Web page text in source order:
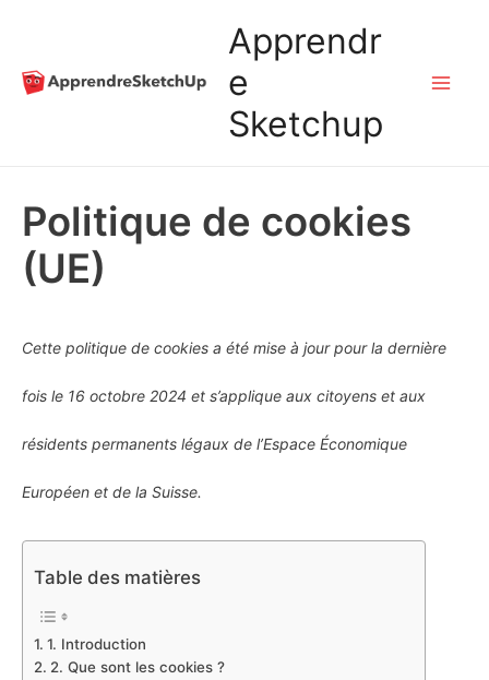
au
Apprendr
e
Sketchup
Politique de cookies
(UE)
Cette politique de cookies a été mise à jour pour la dernière
fois le 16 octobre 2024 et s’applique aux citoyens et aux
résidents permanents légaux de l’Espace Économique
Européen et de la Suisse.
Table des matières
1. Introduction
2. Que sont les cookies ?